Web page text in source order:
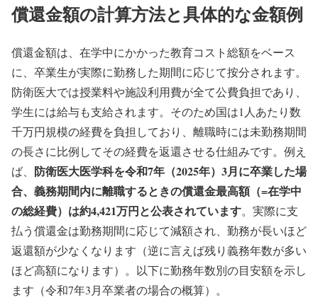
償還金額の計算方法と具体的な金額例
償還金額は、在学中にかかった教育コスト総額をベース
に、卒業生が実際に勤務した期間に応じて按分されます。
防衛医大では授業料や施設利用費が全て公費負担であり、
学生には給与も支給されます。そのため国は1人あたり数
千万円規模の経費を負担しており、離職時には未勤務期間
の長さに比例してその経費を返還させる仕組みです。例え
ば、 防衛医大医学科を令和7年（2025年）3月に卒業した場
合、義務期間内に離職するときの償還金最高額（=在学中
の総経費）は約4,421万円と公表されています。実際に支
払う償還金は勤務期間に応じて減額され、勤務が長いほど
返還額が少なくなります（逆に言えば残り義務年数が多い
ほど高額になります）。以下に勤務年数別の目安額を示し
ます（令和7年3月卒業者の場合の概算）。